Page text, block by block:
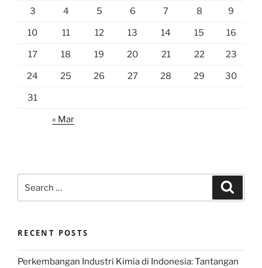
3 4 5 6 7 8 9
10 11 12 13 14 15 16
17 18 19 20 21 22 23
24 25 26 27 28 29 30
31
« Mar
for:
RECENT POSTS
Perkembangan Industri Kimia di Indonesia: Tantangan